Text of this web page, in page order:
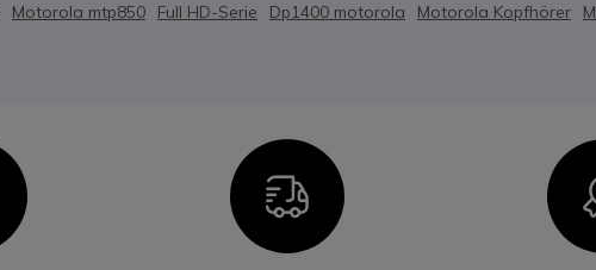
Motorola mtp850 Full HD-Serie Dp1400 motorola Motorola Kopfhörer
Icon Icon